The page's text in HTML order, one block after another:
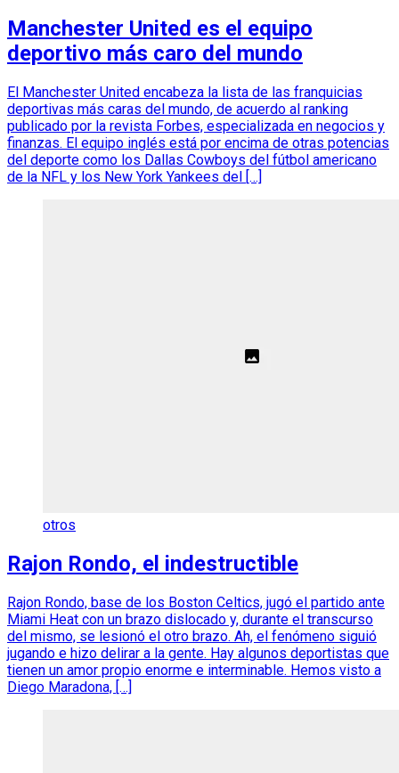
Manchester United es el equipo
deportivo más caro del mundo
El Manchester United encabeza la lista de las franquicias
deportivas más caras del mundo, de acuerdo al ranking
publicado por la revista Forbes, especializada en negocios y
finanzas. El equipo inglés está por encima de otras potencias
del deporte como los Dallas Cowboys del fútbol americano
de la NFL y los New York Yankees del […]
otros
Rajon Rondo, el indestructible
Rajon Rondo, base de los Boston Celtics, jugó el partido ante
Miami Heat con un brazo dislocado y, durante el transcurso
del mismo, se lesionó el otro brazo. Ah, el fenómeno siguió
jugando e hizo delirar a la gente. Hay algunos deportistas que
tienen un amor propio enorme e interminable. Hemos visto a
Diego Maradona, […]